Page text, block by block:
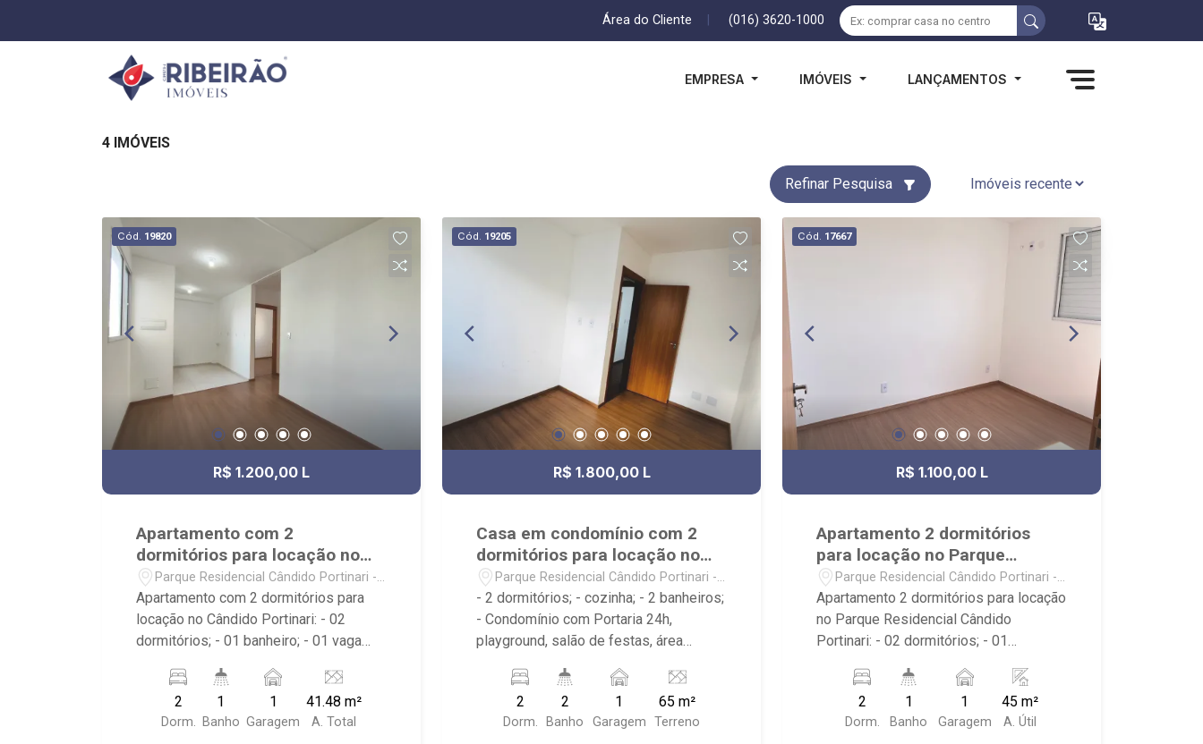
Área do Cliente (016) 3620-1000
EMPRESA IMÓVEIS LANÇAMENTOS
4 IMÓVEIS
Refinar Pesquisa
Cód. 19820
R$ 1.200,00 L
Apartamento com 2
dormitórios para locação no
Cândido Portinari
Parque Residencial Cândido Portinari -
Ribeirão Preto/SP
Apartamento com 2 dormitórios para
locação no Cândido Portinari: - 02
dormitórios; - 01 banheiro; - 01 vaga
ambientes; - Cozinha Americana; - Área
de Serviço; - Condomínio com Portaria
24h, elevador, playground, salão de
2
Dorm.
1
Banho
1
Garagem
41.48 m²
A. Total
Cód. 19205
R$ 1.800,00 L
Casa em condomínio com 2
dormitórios para locação no
Portinari
Parque Residencial Cândido Portinari -
Ribeirão Preto/SP
- 2 dormitórios; - cozinha; - 2 banheiros;
- Condomínio com Portaria 24h,
playground, salão de festas, área
de areia; - próximo ao Supermercados
Mialich, Espaço Nyna Medeiros,
Depósito de Bebidas Vioti
2
Dorm.
2
Banho
1
Garagem
65 m²
Terreno
Cód. 17667
R$ 1.100,00 L
Apartamento 2 dormitórios
para locação no Parque
Residencial Cândido Portinari
Parque Residencial Cândido Portinari -
Ribeirão Preto/SP
Apartamento 2 dormitórios para locação
no Parque Residencial Cândido
Portinari: - 02 dormitórios; - 01
Salas de Estar e de TV; - Cozinha; -
Área de Serviço; - Condomínio com
Portaria 24h, playground, salão de
2
Dorm.
1
Banho
1
Garagem
45 m²
A. Útil